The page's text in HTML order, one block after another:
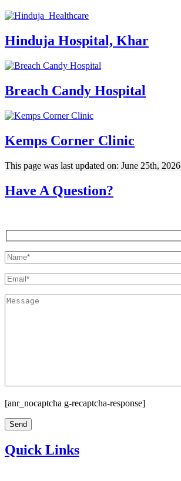
Hinduja Hospital, Khar
Breach Candy Hospital
Kemps Corner Clinic
This page was last updated on: June 25th, 2026
Have A Question?
[anr_nocaptcha g-recaptcha-response]
Quick Links